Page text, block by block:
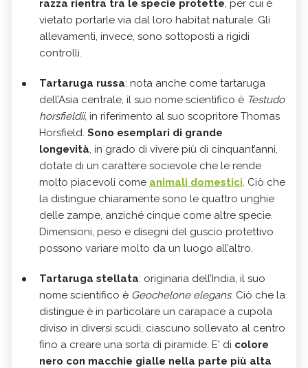
razza rientra tra le specie protette, per cui è
vietato portarle via dal loro habitat naturale. Gli
allevamenti, invece, sono sottoposti a rigidi
controlli.
Tartaruga russa: nota anche come tartaruga
dell’Asia centrale, il suo nome scientifico è Testudo
horsfieldii, in riferimento al suo scopritore Thomas
Horsfield. Sono esemplari di grande
longevità, in grado di vivere più di cinquant’anni,
dotate di un carattere socievole che le rende
molto piacevoli come animali domestici. Ciò che
la distingue chiaramente sono le quattro unghie
delle zampe, anziché cinque come altre specie.
Dimensioni, peso e disegni del guscio protettivo
possono variare molto da un luogo all’altro.
Tartaruga stellata: originaria dell’India, il suo
nome scientifico è Geochelone elegans. Ciò che la
distingue è in particolare un carapace a cupola
diviso in diversi scudi, ciascuno sollevato al centro
fino a creare una sorta di piramide. E' di colore
nero con macchie gialle nella parte più alta